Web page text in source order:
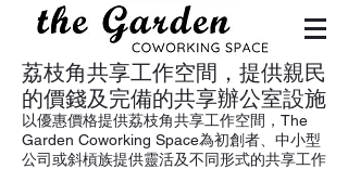
荔枝角共享工作空間，提供親民
的價錢及完備的共享辦公室設施
以優惠價格提供荔枝角共享工作空間，The
Garden Coworking Space為初創者、中小型
公司或斜槓族提供靈活及不同形式的共享工作